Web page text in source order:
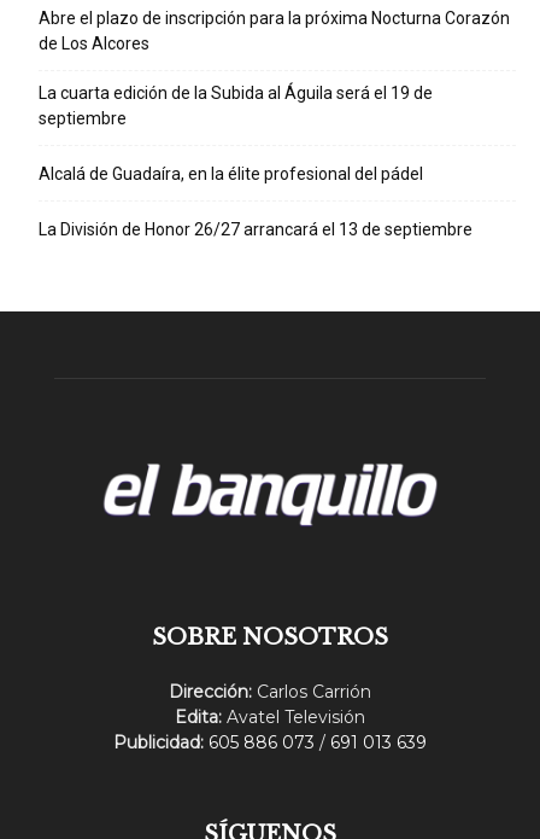
Abre el plazo de inscripción para la próxima Nocturna Corazón
de Los Alcores
La cuarta edición de la Subida al Águila será el 19 de
septiembre
Alcalá de Guadaíra, en la élite profesional del pádel
La División de Honor 26/27 arrancará el 13 de septiembre
SOBRE NOSOTROS
Dirección: Carlos Carrión
Edita: Avatel Televisión
Publicidad: 605 886 073 / 691 013 639